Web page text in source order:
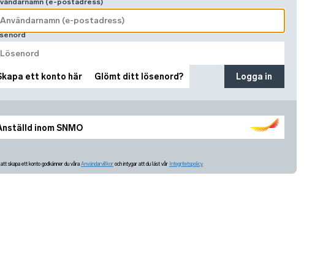
inom SNMO
(e-postadress)
ett konto här Glömt ditt lösenord? Logga in
skapa ett konto godkänner du våra Användarvillkor och intygar att du läst vår Integritetspolicy.